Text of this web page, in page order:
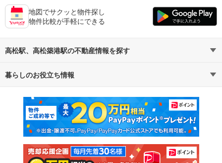
地図でサクッと物件探し
物件比較が手軽にできる
高松駅、高松築港駅の不動産情報を探す
不動産・住宅
新築マンション 中古マンション
新築一戸建て 中古一戸建て
注文住宅 土地
暮らしのお役立ち情報
マンションカタログ 教えて！住まいの先生